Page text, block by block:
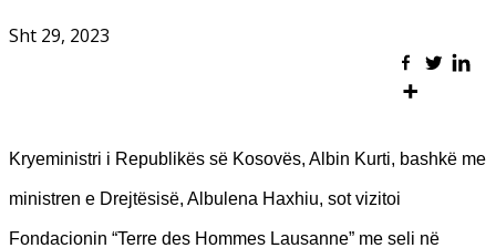
Sht 29, 2023
Kryeministri i Republikës së Kosovës, Albin Kurti, bashkë me
ministren e Drejtësisë, Albulena Haxhiu, sot vizitoi
Fondacionin “Terre des Hommes Lausanne” me seli në